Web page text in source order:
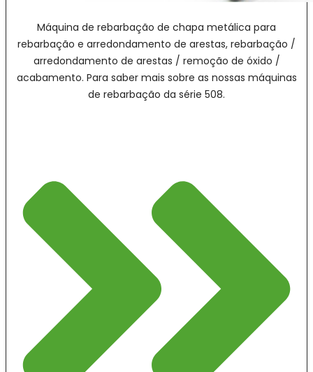
Máquina de rebarbação de chapa metálica para
rebarbação e arredondamento de arestas, rebarbação /
arredondamento de arestas / remoção de óxido /
acabamento. Para saber mais sobre as nossas máquinas
de rebarbação da série 508.